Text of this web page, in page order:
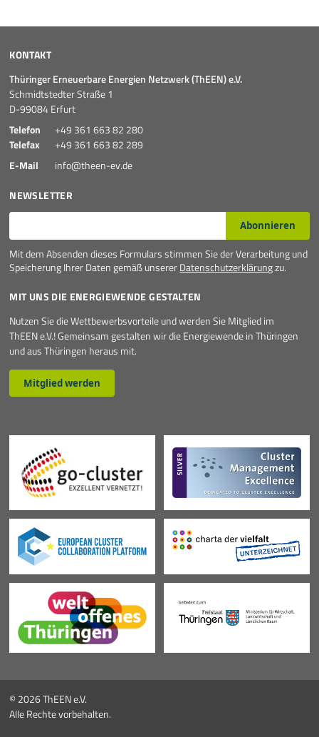
KONTAKT
Thüringer Erneuerbare Energien Netzwerk (ThEEN) e.V.
Schmidtstedter Straße 1
D-99084 Erfurt
Telefon
+49 361 663 82 280
Telefax
+49 361 663 82 289
E-Mail
info@theen-ev.de
NEWSLETTER
E-Mail* Abonnieren
Mit dem Absenden dieses Formulars stimmen Sie der Verarbeitung und
Speicherung Ihrer Daten gemäß unsererDatenschutzerklärungzu.
MIT UNS DIE ENERGIEWENDE GESTALTEN
Nutzen Sie die Wettbewerbsvorteile und werden Sie Mitglied im
ThEEN e.V.! Gemeinsam gestalten wir die Energiewende in Thüringen
und aus Thüringen heraus mit.
Mitglied werden
© 2026 ThEEN e.V.
Alle Rechte vorbehalten.